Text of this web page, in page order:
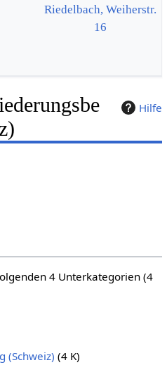
Riedelbach, Weiherstr.
16
Hilfe
4 Unterkategorien (4
(Schweiz) (4 K)